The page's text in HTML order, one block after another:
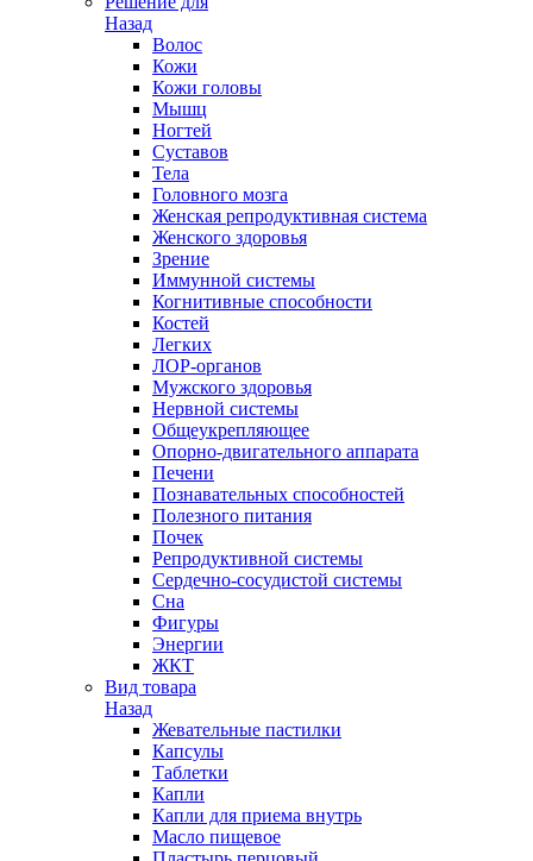
Назад
Волос
Кожи
Кожи головы
Мышц
Ногтей
Суставов
Тела
Головного мозга
Женская репродуктивная система
Женского здоровья
Зрение
Иммунной системы
Когнитивные способности
Костей
Легких
ЛОР-органов
Мужского здоровья
Нервной системы
Общеукрепляющее
Опорно-двигательного аппарата
Печени
Познавательных способностей
Полезного питания
Почек
Репродуктивной системы
Сердечно-сосудистой системы
Сна
Фигуры
Энергии
ЖКТ
Вид товара
Назад
Жевательные пастилки
Капсулы
Таблетки
Капли
Капли для приема внутрь
Масло пищевое